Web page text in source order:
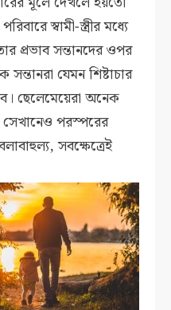
স্বামী-স্ত্রীর মধ্যে
প্রভাব সন্তানদের ওপর
যেমন শিষ্টাচার
ছেলেমেয়েরা অনেক
পরস্পরের
সবক্ষেত্রেই